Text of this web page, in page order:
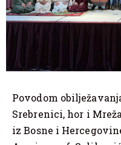
Povodom
Srebrenici, hor i
iz Bosne i